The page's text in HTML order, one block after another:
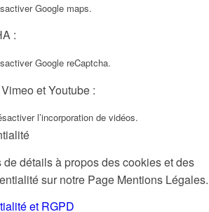
Google maps.
:
Google reCaptcha.
et Youtube :
l’incorporation de vidéos.
détails à propos des cookies et des
sur notre Page Mentions Légales.
et RGPD